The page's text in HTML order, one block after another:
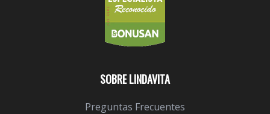
SOBRE LINDAVITA
Preguntas Frecuentes